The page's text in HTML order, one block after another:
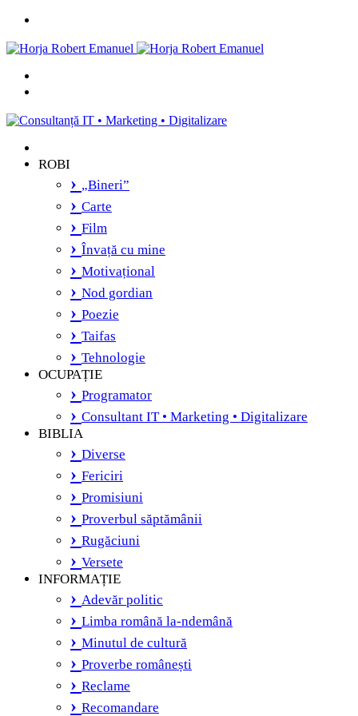
găsi...
ROBI
„Bineri”
Carte
Film
Învață cu mine
Motivațional
Nod gordian
Poezie
Taifas
Tehnologie
OCUPAȚIE
Programator
Consultant IT • Marketing • Digitalizare
BIBLIA
Diverse
Fericiri
Promisiuni
Proverbul săptămânii
Rugăciuni
Versete
INFORMAȚIE
Adevăr politic
Limba română la-ndemână
Minutul de cultură
Proverbe românești
Reclame
Recomandare